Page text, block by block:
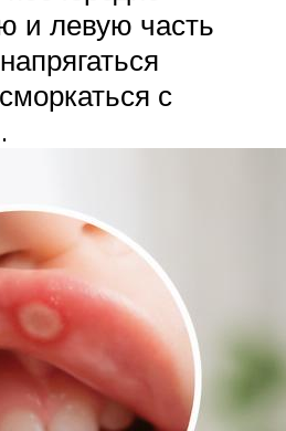
и левую часть
с